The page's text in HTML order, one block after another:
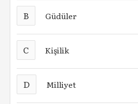
B Güdüler
C Kişilik
D Milliyet